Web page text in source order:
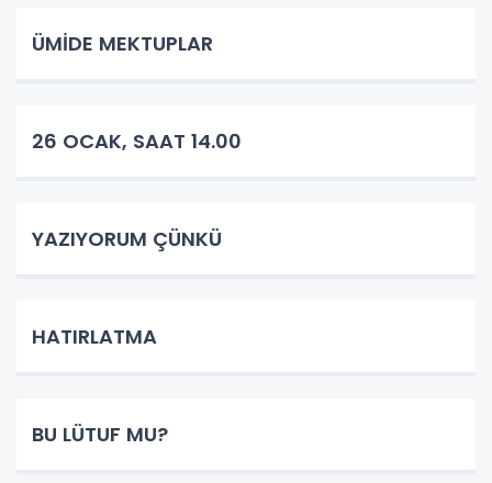
ÜMİDE MEKTUPLAR
26 OCAK, SAAT 14.00
YAZIYORUM ÇÜNKÜ
HATIRLATMA
BU LÜTUF MU?